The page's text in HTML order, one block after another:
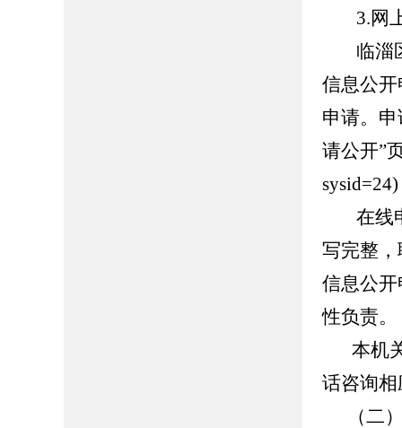
3.网
临淄
信息公
申请。
请公开”
在线
写完整
信息公
性负责
本机
话咨询
（二